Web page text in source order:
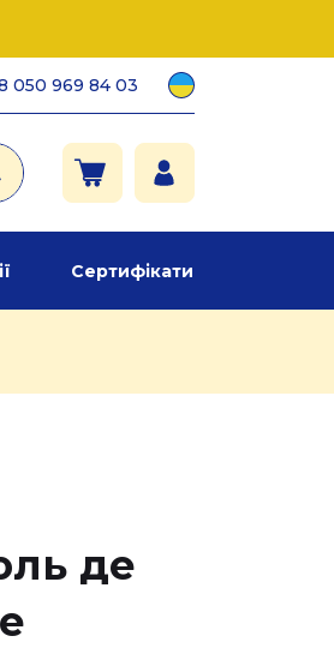
050 969 84 03
Сертифікати
де